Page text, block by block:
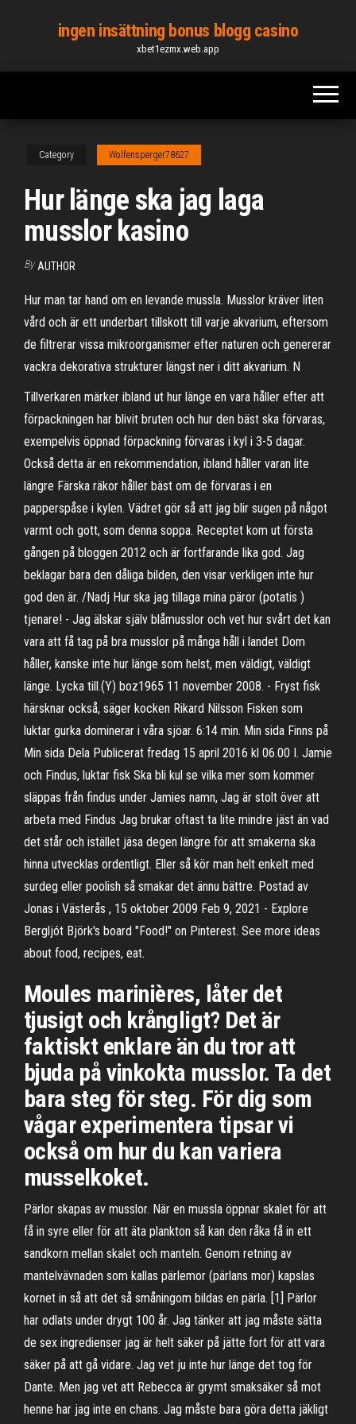
content
ingen insättning bonus blogg casino
xbet1ezmx.web.app
Category Wolfensperger78627
Hur länge ska jag laga
musslor kasino
By AUTHOR
Hur man tar hand om en levande mussla. Musslor kräver liten
vård och är ett underbart tillskott till varje akvarium, eftersom
de filtrerar vissa mikroorganismer efter naturen och genererar
vackra dekorativa strukturer längst ner i ditt akvarium. N
Tillverkaren märker ibland ut hur länge en vara håller efter att
förpackningen har blivit bruten och hur den bäst ska förvaras,
exempelvis öppnad förpackning förvaras i kyl i 3-5 dagar.
Också detta är en rekommendation, ibland håller varan lite
längre Färska räkor håller bäst om de förvaras i en
papperspåse i kylen. Vädret gör så att jag blir sugen på något
varmt och gott, som denna soppa. Receptet kom ut första
gången på bloggen 2012 och är fortfarande lika god. Jag
beklagar bara den dåliga bilden, den visar verkligen inte hur
god den är. /Nadj Hur ska jag tillaga mina päror (potatis )
tjenare! - Jag älskar själv blåmusslor och vet hur svårt det kan
vara att få tag på bra musslor på många håll i landet Dom
håller, kanske inte hur länge som helst, men väldigt, väldigt
länge. Lycka till.(Y) boz1965 11 november 2008. - Fryst fisk
härsknar också, säger kocken Rikard Nilsson Fisken som
luktar gurka dominerar i våra sjöar. 6:14 min. Min sida Finns på
Min sida Dela Publicerat fredag 15 april 2016 kl 06.00 I. Jamie
och Findus, luktar fisk Ska bli kul se vilka mer som kommer
släppas från findus under Jamies namn, Jag är stolt över att
arbeta med Findus Jag brukar oftast ta lite mindre jäst än vad
det står och istället jäsa degen längre för att smakerna ska
hinna utvecklas ordentligt. Eller så kör man helt enkelt med
surdeg eller poolish så smakar det ännu bättre. Postad av
Jonas i Västerås , 15 oktober 2009 Feb 9, 2021 - Explore
Bergljót Björk's board "Food!" on Pinterest. See more ideas
about food, recipes, eat.
Moules marinières, låter det
tjusigt och krångligt? Det är
faktiskt enklare än du tror att
bjuda på vinkokta musslor. Ta det
bara steg för steg. För dig som
vågar experimentera tipsar vi
också om hur du kan variera
musselkoket.
Pärlor skapas av musslor. När en mussla öppnar skalet för att
få in syre eller för att äta plankton så kan den råka få in ett
sandkorn mellan skalet och manteln. Genom retning av
mantelvävnaden som kallas pärlemor (pärlans mor) kapslas
kornet in så att det så småningom bildas en pärla. [1] Pärlor
har odlats under drygt 100 år. Jag tänker att jag måste sätta
de sex ingredienser jag är helt säker på jätte fort för att vara
säker på att gå vidare. Jag vet ju inte hur länge det tog för
Dante. Men jag vet att Rebecca är grymt smaksäker så mot
henne har jag inte en chans. Jag måste bara göra detta jäkligt